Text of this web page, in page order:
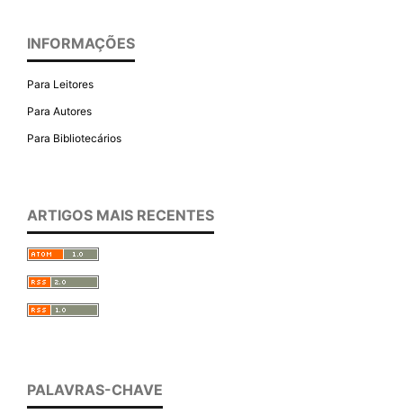
INFORMAÇÕES
Para Leitores
Para Autores
Para Bibliotecários
ARTIGOS MAIS RECENTES
PALAVRAS-CHAVE